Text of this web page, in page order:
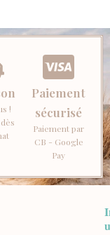
!
Paiement
sécurisé
Paiement par
CB - Google
Pay